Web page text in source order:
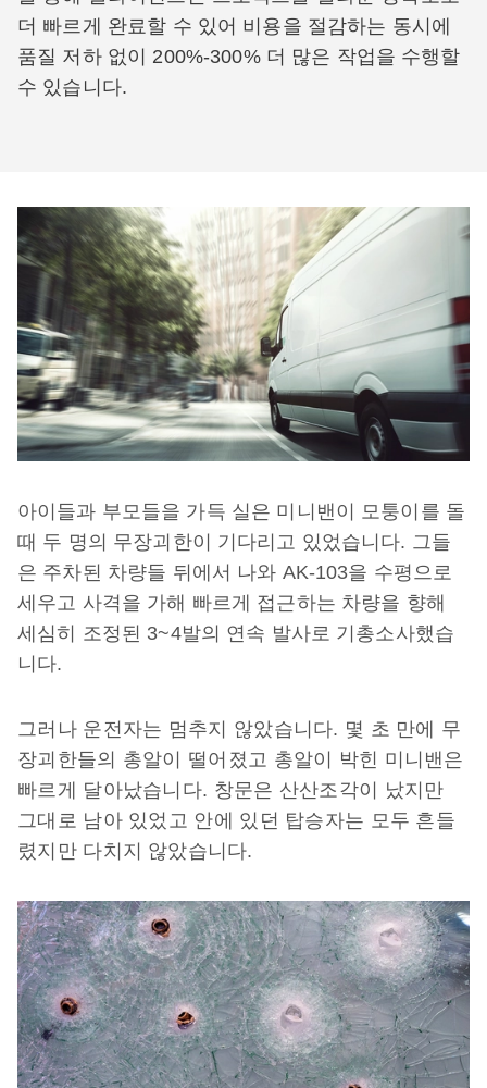
더 빠르게 완료할 수 있어 비용을 절감하는 동시에
품질 저하 없이 200%-300% 더 많은 작업을 수행할
수 있습니다.
아이들과 부모들을 가득 실은 미니밴이 모퉁이를 돌
때 두 명의 무장괴한이 기다리고 있었습니다. 그들
은 주차된 차량들 뒤에서 나와 AK-103을 수평으로
세우고 사격을 가해 빠르게 접근하는 차량을 향해
세심히 조정된 3~4발의 연속 발사로 기총소사했습
니다.
그러나 운전자는 멈추지 않았습니다. 몇 초 만에 무
장괴한들의 총알이 떨어졌고 총알이 박힌 미니밴은
빠르게 달아났습니다. 창문은 산산조각이 났지만
그대로 남아 있었고 안에 있던 탑승자는 모두 흔들
렸지만 다치지 않았습니다.